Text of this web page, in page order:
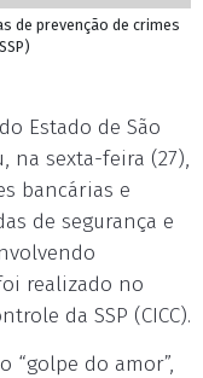
de prevenção de crimes
Estado de São
na sexta-feira (27),
bancárias e
de segurança e
realizado no
da SSP (CICC).
“golpe do amor”,